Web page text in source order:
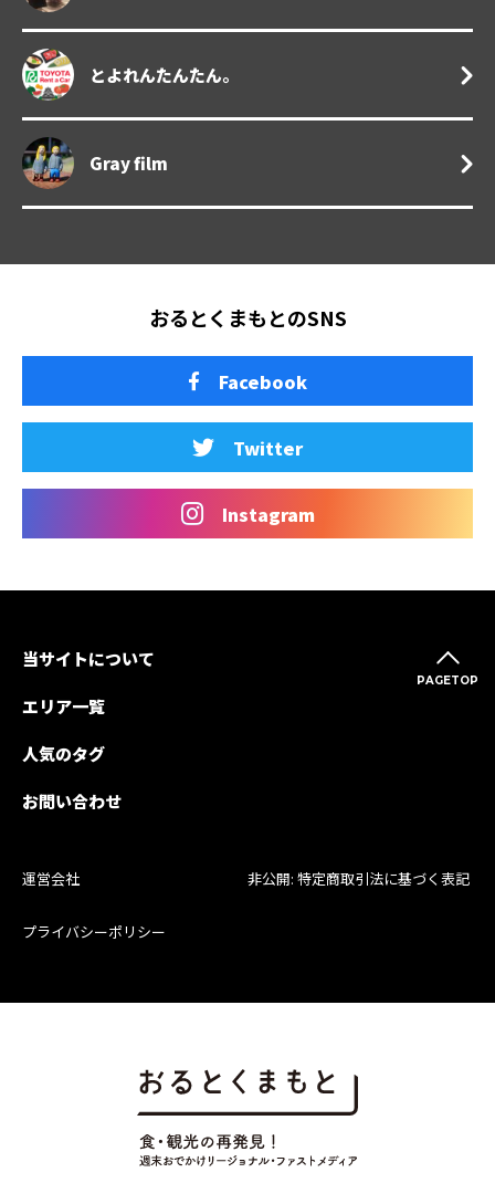
とよれんたんたん。
Gray film
おるとくまもとのSNS
Facebook
Twitter
Instagram
PAGETOP
当サイトについて
エリア一覧
人気のタグ
お問い合わせ
運営会社 非公開: 特定商取引法に基づく表記
プライバシーポリシー